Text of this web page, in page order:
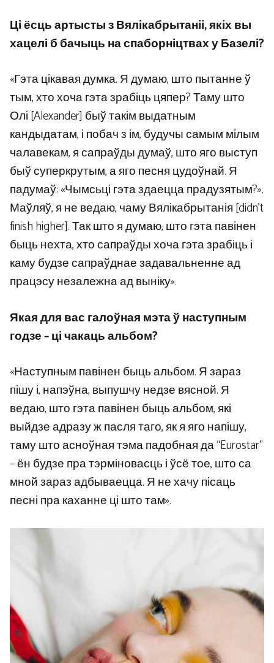
Ці ёсць артысты з Вялікабрытаніі, якіх вы
хацелі б бачыць на спаборніцтвах у Базелі?
«Гэта цікавая думка. Я думаю, што пытанне ў
тым, хто хоча гэта зрабіць цяпер? Таму што
Олі [Alexander] быў такім выдатным
кандыдатам, і побач з ім, будучы самым мілым
чалавекам, я сапраўды думаў, што яго выступ
быў суперкрутым, а яго песня цудоўнай. Я
падумаў: «Чымсьці гэта здаецца прадузятым?».
Маўляў, я не ведаю, чаму Вялікабрытанія [didn’t
finish higher]. Так што я думаю, што гэта павінен
быць нехта, хто сапраўды хоча гэта зрабіць і
каму будзе сапраўднае задавальненне ад
працэсу незалежна ад выніку».
Якая для вас галоўная мэта ў наступным
годзе – ці чакаць альбом?
«Наступным павінен быць альбом. Я зараз
пішу і, напэўна, выпушчу недзе вясной. Я
ведаю, што гэта павінен быць альбом, які
выйдзе адразу ж пасля таго, як я яго напішу,
таму што асноўная тэма падобная да “Eurostar”
– ён будзе пра тэрміновасць і ўсё тое, што са
мной зараз адбываецца. Я не хачу пісаць
песні пра каханне ці што там».